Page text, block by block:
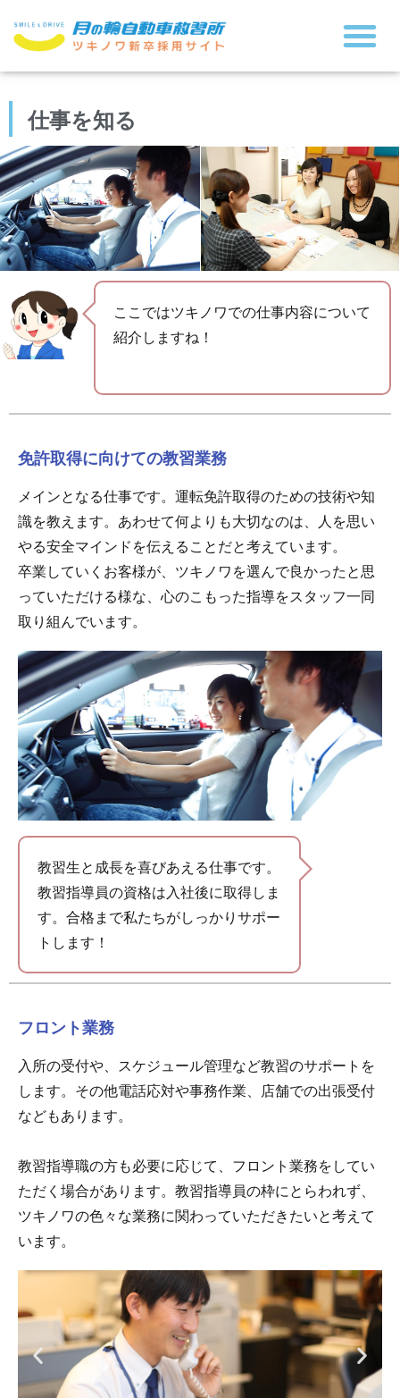
仕事を知る
ここではツキノワでの仕事内容について
紹介しますね！
免許取得に向けての教習業務
メインとなる仕事です。運転免許取得のための技術や知
識を教えます。あわせて何よりも大切なのは、人を思い
やる安全マインドを伝えることだと考えています。
卒業していくお客様が、ツキノワを選んで良かったと思
っていただける様な、心のこもった指導をスタッフ一同
取り組んでいます。
教習生と成長を喜びあえる仕事です。
教習指導員の資格は入社後に取得しま
す。合格まで私たちがしっかりサポー
トします！
フロント業務
入所の受付や、スケジュール管理など教習のサポートを
します。その他電話応対や事務作業、店舗での出張受付
などもあります。
教習指導職の方も必要に応じて、フロント業務をしてい
ただく場合があります。教習指導員の枠にとらわれず、
ツキノワの色々な業務に関わっていただきたいと考えて
います。